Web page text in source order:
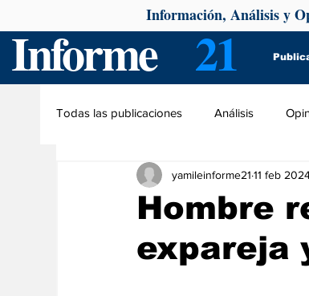
Informe 21
Información, Análisis y
Todas las publicaciones Análisis
Hombre
expareja
yamileinforme21 11 feb